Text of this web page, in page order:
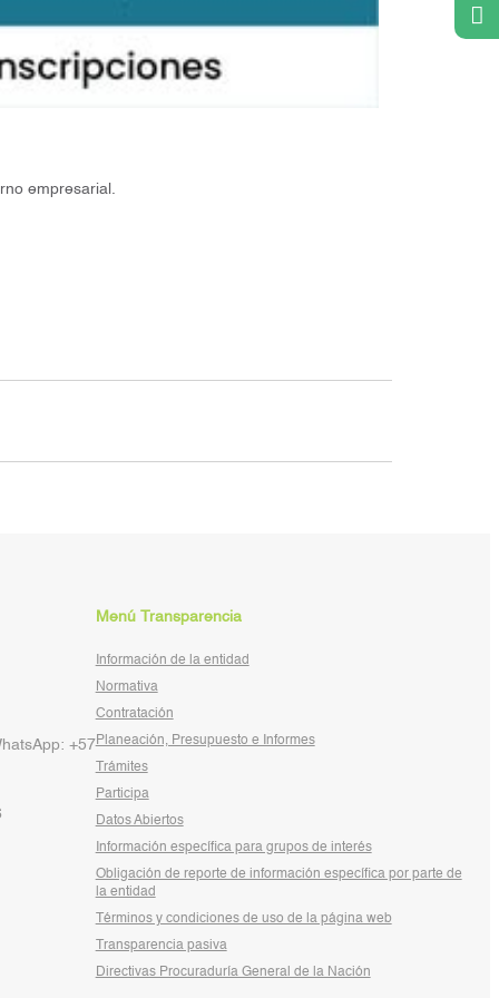
empresarial.
+57
Menú Transparencia
Información de la entidad
Normativa
Contratación
Planeación, Presupuesto e Informes
Trámites
Participa
Datos Abiertos
Información específica para grupos de interés
Obligación de reporte de información específica por parte de
la entidad
Términos y condiciones de uso de la página web
Transparencia pasiva
Directivas Procuraduría General de la Nación